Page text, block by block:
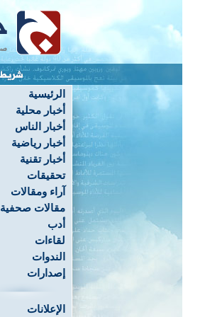
الرئيسية
أخبار محلية
أخبار الناس
أخبار رياضية
أخبار تقنية
تحقيقات
آراء ومقالات
مقالات صحفية
أدب
لقاءات
الندوات
إصدارات
الإعلانات